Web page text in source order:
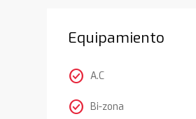
Equipamiento
check_circle A.C
check_circle Bi-zona